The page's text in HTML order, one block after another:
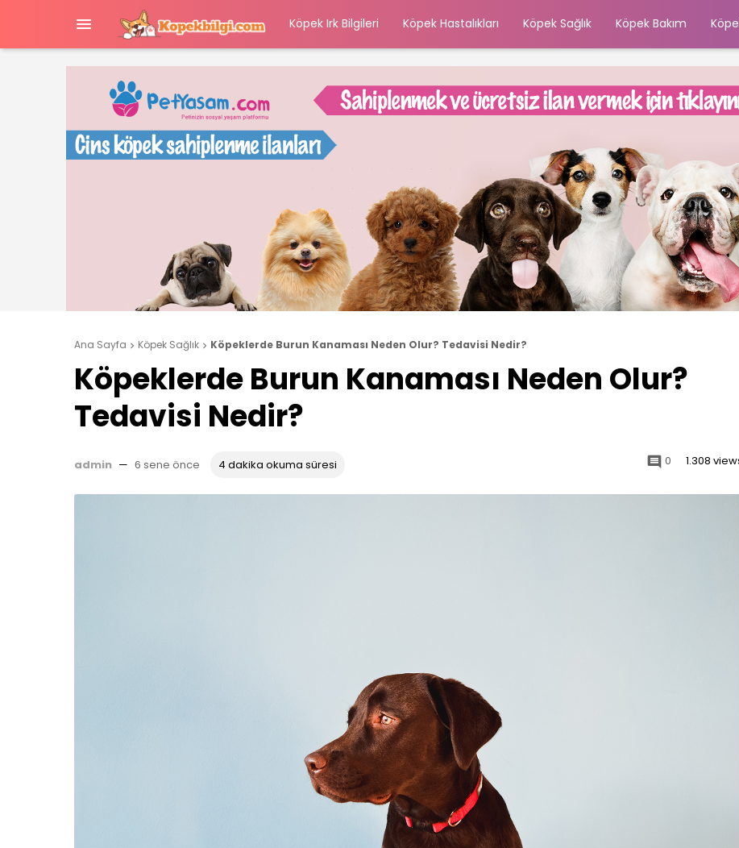
 Köpek Irk Bilgileri Köpek Hastalıkları Köpek Sağlık Köpek Bakım
Ana Sayfa  Köpek Sağlık  Köpeklerde Burun Kanaması Neden Olur? Tedavisi Nedir?
Köpeklerde Burun Kanaması Neden Olur?
Tedavisi Nedir?
admin — 6 sene önce 4 dakika okuma süresi  0 1.308